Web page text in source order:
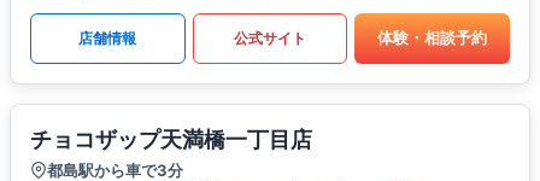
店舗情報 公式サイト 体験・相談予約
チョコザップ天満橋一丁目店
都島駅から車で3分